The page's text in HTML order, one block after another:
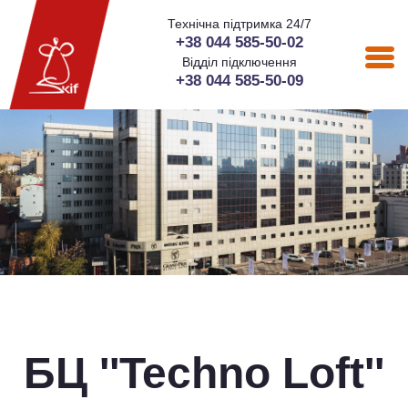
Технічна підтримка 24/7
+38 044 585-50-02
Відділ підключення
+38 044 585-50-09
БЦ ''Techno Loft''